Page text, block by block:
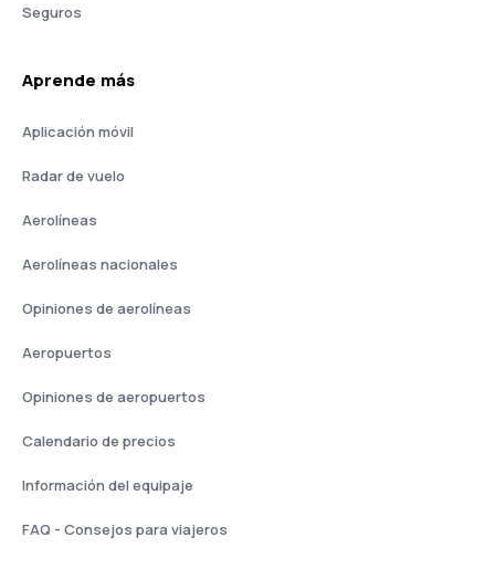
Seguros
Aprende más
Aplicación móvil
Radar de vuelo
Aerolíneas
Aerolíneas nacionales
Opiniones de aerolíneas
Aeropuertos
Opiniones de aeropuertos
Calendario de precios
Información del equipaje
FAQ - Consejos para viajeros